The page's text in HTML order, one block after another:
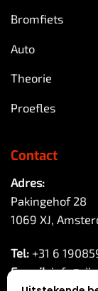
Bromfiets
Auto
Theorie
Proefles
Contact
Adres:
Pakingehof 28
1069 XJ,
Tel: +31 6
E-mail: